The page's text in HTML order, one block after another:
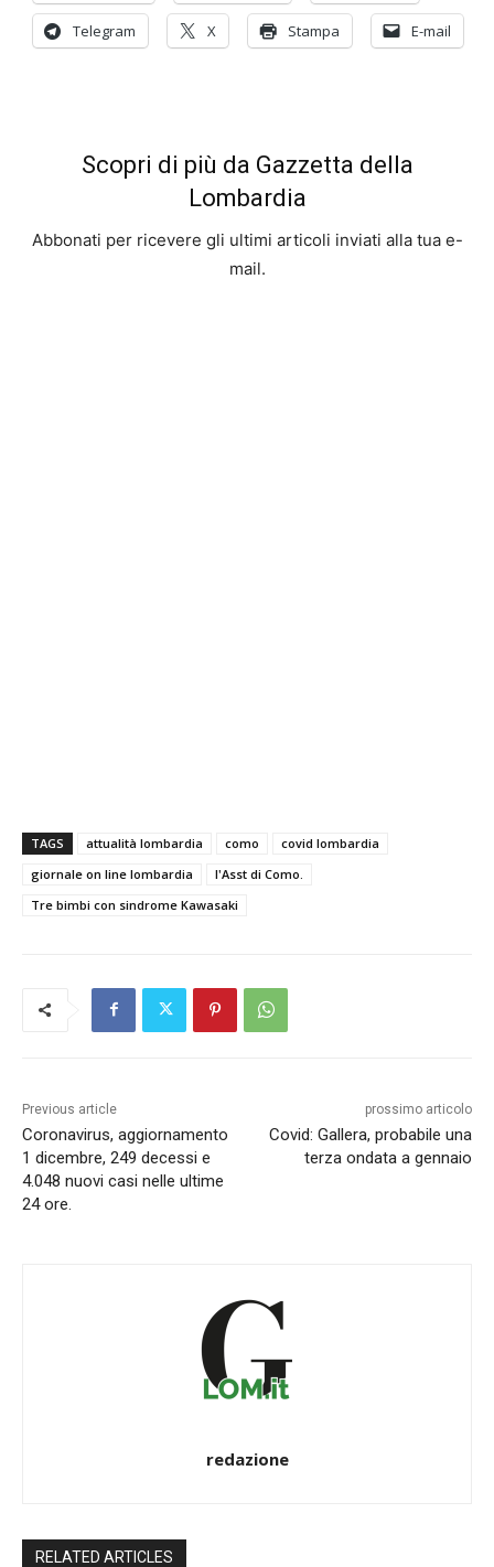
Telegram X Stampa E-mail
Scopri di più da Gazzetta della
Lombardia
Abbonati per ricevere gli ultimi articoli inviati alla tua e-
mail.
TAGS attualità lombardia como
covid lombardia
giornale on line lombardia
l'Asst di Como.
Tre bimbi con sindrome Kawasaki
Previous article
Coronavirus, aggiornamento
1 dicembre, 249 decessi e
4.048 nuovi casi nelle ultime
24 ore.
prossimo articolo
Covid: Gallera, probabile una
terza ondata a gennaio
redazione
RELATED ARTICLES